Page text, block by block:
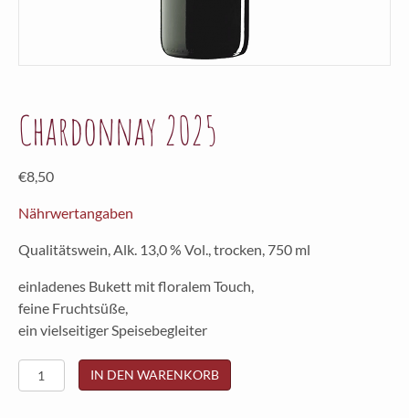
Chardonnay 2025
€8,50
Nährwertangaben
Qualitätswein, Alk. 13,0 % Vol., trocken, 750 ml
einladenes Bukett mit floralem Touch,
feine Fruchtsüße,
ein vielseitiger Speisebegleiter
Chardonnay
2025
IN DEN WARENKORB